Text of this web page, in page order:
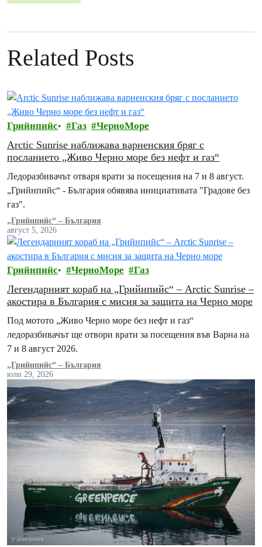
Related Posts
Грийнпийс Газ ЧерноМоре
Arctic Sunrise наближава варненския бряг с
посланието „Живо Черно море без нефт и газ“
Ледоразбивачът отваря врати за посещения на 7 и 8 август.
„Грийнпийс“ - България обявява инициативата "Градове без
газ".
„Грийнпийс“ – България
август 5, 2026
Грийнпийс ЧерноМоре Газ
Легендарният кораб на „Грийнпийс“ – Arctic Sunrise –
акостира в България с мисия за защита на Черно море
Под мотото „Живо Черно море без нефт и газ“
ледоразбивачът ще отвори врати за посещения във Варна на
7 и 8 август 2026.
„Грийнпийс“ – България
юли 29, 2026